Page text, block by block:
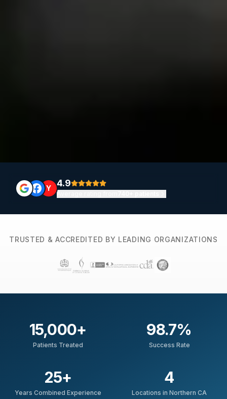
Y 4.9
Average rating from
TRUSTED & ACCREDITED BY LEADING ORGANIZATIONS
15,000+
Patients Treated
98.7%
Success Rate
25+
Years Combined Experience
4
Locations in Northern CA